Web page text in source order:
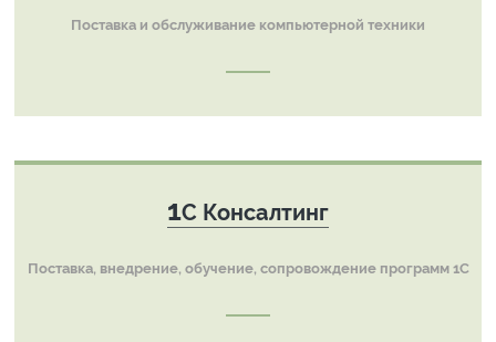
Поставка и обслуживание компьютерной техники
1С Консалтинг
Поставка, внедрение, обучение, сопровождение программ 1С